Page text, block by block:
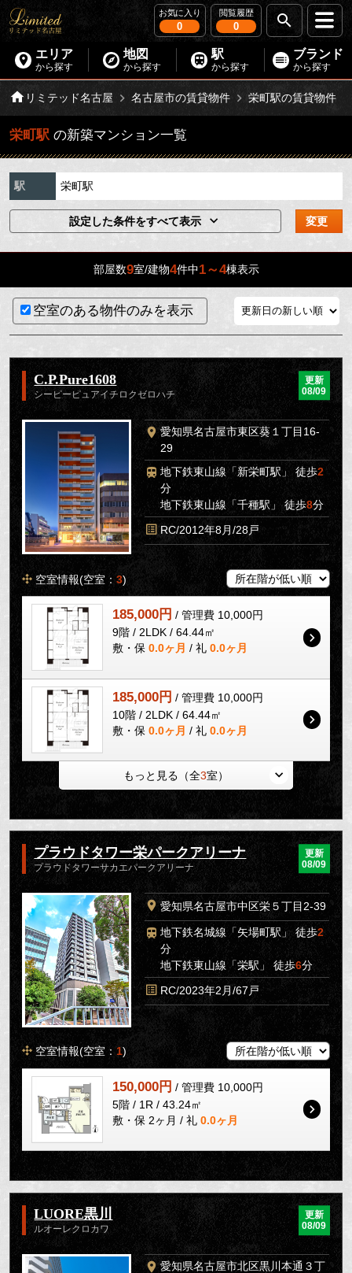
お気に入り
0
閲覧履歴
0
エリア
から探す
地図
から探す
駅
から探す
ブランド
から探す
リミテッド名古屋 名古屋市の賃貸物件 栄町駅の賃貸物件
栄町駅 の新築マンション一覧
駅 栄町駅
設定した条件をすべて表示 変更
部屋数9室/建物4件中1～4棟表示
空室のある物件のみを表示
C.P.Pure1608
シーピーピュアイチロクゼロハチ
更新
08/09
愛知県名古屋市東区葵１丁目16-
29
地下鉄東山線「新栄町駅」 徒歩2
分
地下鉄東山線「千種駅」 徒歩8分
RC/2012年8月/28戸
空室情報(空室：3)
185,000円 / 管理費 10,000円
9階 / 2LDK / 64.44㎡
敷・保 0.0ヶ月 / 礼 0.0ヶ月
185,000円 / 管理費 10,000円
10階 / 2LDK / 64.44㎡
敷・保 0.0ヶ月 / 礼 0.0ヶ月
もっと見る（全3室）
プラウドタワー栄パークアリーナ
プラウドタワーサカエパークアリーナ
更新
08/09
愛知県名古屋市中区栄５丁目2-39
地下鉄名城線「矢場町駅」 徒歩2
分
地下鉄東山線「栄駅」 徒歩6分
RC/2023年2月/67戸
空室情報(空室：1)
150,000円 / 管理費 10,000円
5階 / 1R / 43.24㎡
敷・保 2ヶ月 / 礼 0.0ヶ月
LUORE黒川
ルオーレクロカワ
更新
08/09
愛知県名古屋市北区黒川本通３丁